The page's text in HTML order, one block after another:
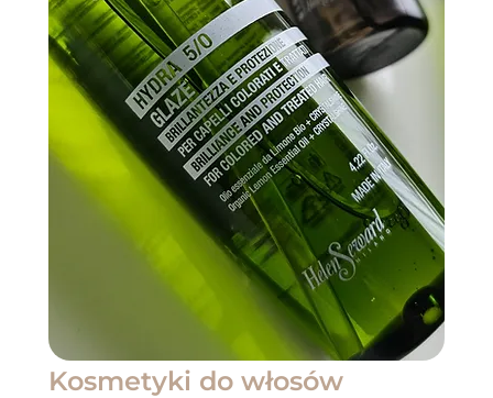
Kosmetyki do włosów